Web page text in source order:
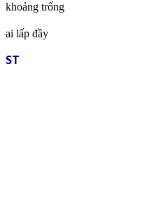
khoảng trống
ai lấp đầy
ST